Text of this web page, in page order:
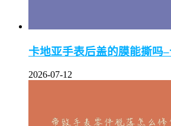
卡地亚手表后盖的膜能撕吗
2026-07-12